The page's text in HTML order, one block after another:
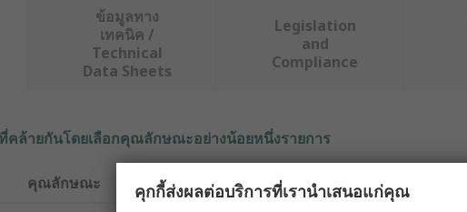
ข้อมูลทาง
เทคนิค /
Technical
Data Sheets
Legislation
and
Compliance
ล้ายกันโดยเลือกคุณลักษณะอย่างน้อยหนึ่งรายการ
คุณลักษณะ ค่า
คุกกี้ส่งผลต่อบริการที่เรานำเสนอแก่คุณ